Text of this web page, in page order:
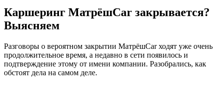
Каршеринг МатрёшCar закрывается?
Выясняем
Разговоры о вероятном закрытии МатрёшCar ходят уже очень
продолжительное время, а недавно в сети появилось и
подтверждение этому от имени компании. Разобрались, как
обстоят дела на самом деле.